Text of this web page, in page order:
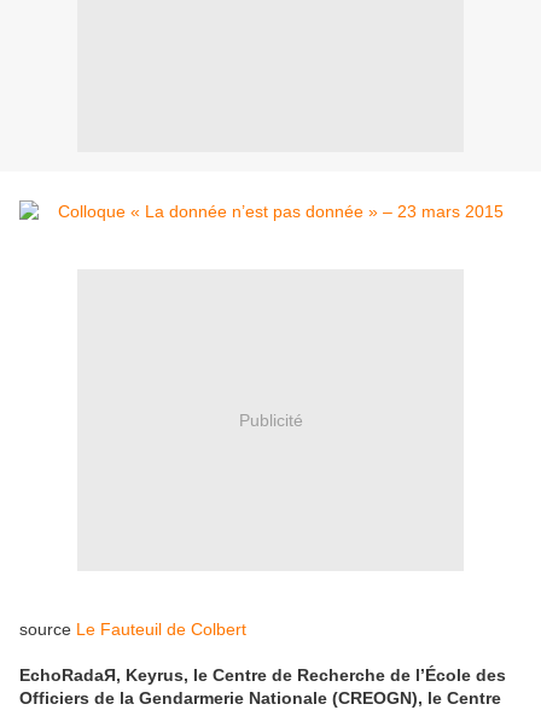
Publicité
source Le Fauteuil de Colbert
EchoRadaЯ, Keyrus, le Centre de Recherche de l’École des
Officiers de la Gendarmerie Nationale (CREOGN), le Centre